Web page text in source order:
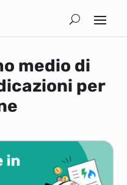
medio di
per